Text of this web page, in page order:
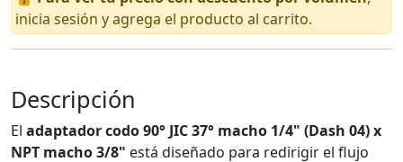
inicia sesión y agrega el producto al carrito.
Descripción
El adaptador codo 90° JIC 37° macho 1/4" (Dash 04) x
NPT macho 3/8" está diseñado para redirigir el flujo